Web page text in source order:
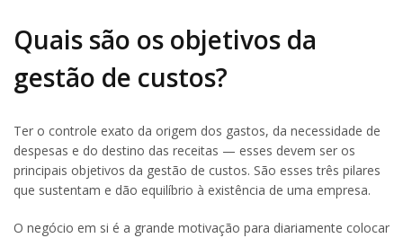
Quais são os objetivos da
gestão de custos?
Ter o controle exato da origem dos gastos, da necessidade de
despesas e do destino das receitas — esses devem ser os
principais objetivos da gestão de custos. São esses três pilares
que sustentam e dão equilíbrio à existência de uma empresa.
O negócio em si é a grande motivação para diariamente colocar